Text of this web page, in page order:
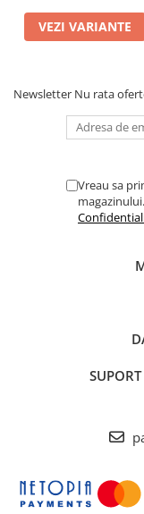
VEZI VARIANTE
Newsletter Nu rata
Vreau sa